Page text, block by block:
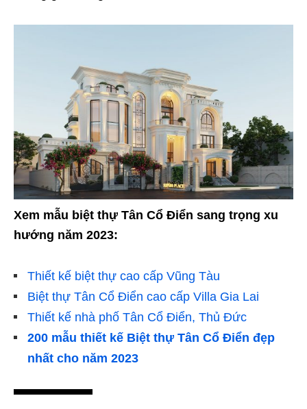
Xem mẫu biệt thự Tân Cổ Điển sang trọng xu
hướng năm 2023:
Thiết kế biệt thự cao cấp Vũng Tàu
Biệt thự Tân Cổ Điển cao cấp Villa Gia Lai
Thiết kế nhà phố Tân Cổ Điển, Thủ Đức
200 mẫu thiết kế Biệt thự Tân Cổ Điển đẹp
nhất cho năm 2023